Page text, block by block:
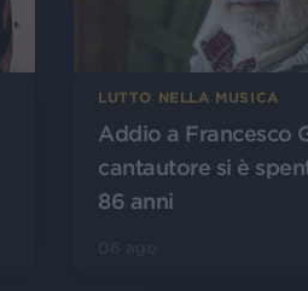
LUTTO NELLA MUSICA
Addio a Francesco
cantautore si è
86 anni